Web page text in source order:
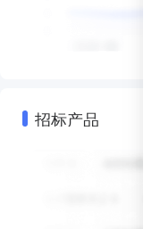
招标产品